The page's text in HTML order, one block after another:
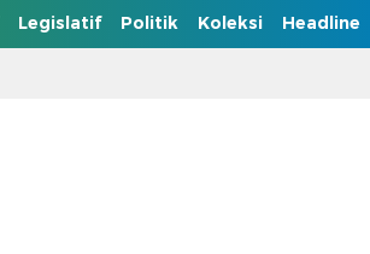
Legislatif Politik Koleksi Headline